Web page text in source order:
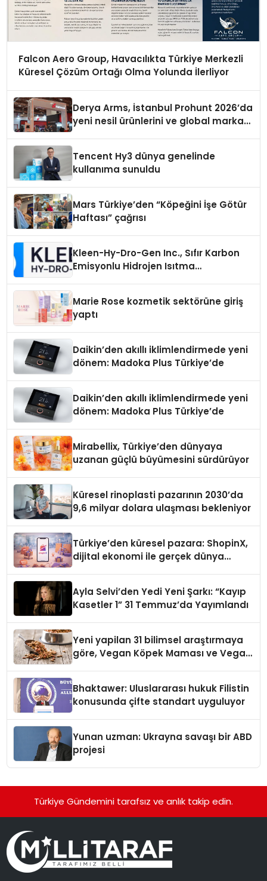
Falcon Aero Group, Havacılıkta Türkiye Merkezli
Küresel Çözüm Ortağı Olma Yolunda İlerliyor
Derya Arms, İstanbul Prohunt 2026’da
yeni nesil ürünlerini ve global marka
Tencent Hy3 dünya genelinde
kullanıma sunuldu
Mars Türkiye’den “Köpeğini İşe Götür
Haftası” çağrısı
Kleen-Hy-Dro-Gen Inc., Sıfır Karbon
Emisyonlu Hidrojen Isıtma
Marie Rose kozmetik sektörüne giriş
yaptı
Daikin’den akıllı iklimlendirmede yeni
dönem: Madoka Plus Türkiye’de
Daikin’den akıllı iklimlendirmede yeni
dönem: Madoka Plus Türkiye’de
Mirabellix, Türkiye’den dünyaya
uzanan güçlü büyümesini sürdürüyor
Küresel rinoplasti pazarının 2030’da
9,6 milyar dolara ulaşması bekleniyor
Türkiye’den küresel pazara: ShopinX,
dijital ekonomi ile gerçek dünya
Ayla Selvi’den Yedi Yeni Şarkı: “Kayıp
Kasetler 1” 31 Temmuz’da Yayımlandı
Yeni yapilan 31 bilimsel araştırmaya
göre, Vegan Köpek Maması ve Vegan
Bhaktawer: Uluslararası hukuk Filistin
konusunda çifte standart uyguluyor
Yunan uzman: Ukrayna savaşı bir ABD
projesi
Türkiye Gündemini tarafsız ve anlık takip edin.